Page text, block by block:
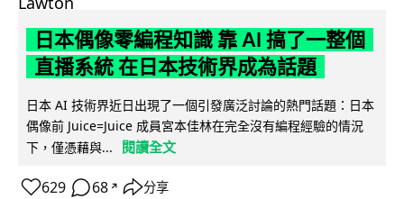
日本偶像零編程知識 靠 AI 搞了一整個
直播系統 在日本技術界成為話題
日本 AI 技術界近日出現了一個引發廣泛討論的熱門話題：日本
偶像前 Juice=Juice 成員宮本佳林在完全沒有編程經驗的情況
下，僅憑藉與...
閱讀全文
629 68 ↗ 分享